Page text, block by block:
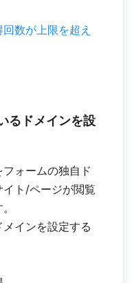
数が上限を超え
るドメインを設
ォームの独自ド
ト/ページが閲覧
インを設定する